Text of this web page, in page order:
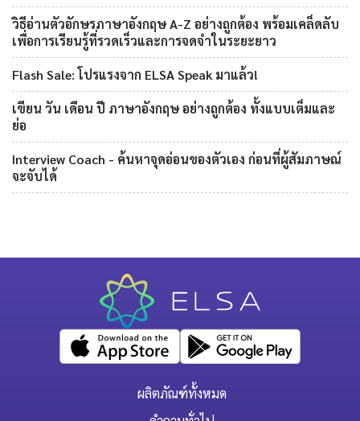
วิธีอ่านตัวอักษรภาษาอังกฤษ A-Z อย่างถูกต้อง พร้อมเคล็ดลับ
เพื่อการเรียนรู้ที่รวดเร็วและการจดจำในระยะยาว
Flash Sale: โปรแรงจาก ELSA Speak มาแล้ว!
เขียน วัน เดือน ปี ภาษาอังกฤษ อย่างถูกต้อง ทั้งแบบเต็มและ
ย่อ
Interview Coach - ค้นหาจุดอ่อนของตัวเอง ก่อนที่ผู้สัมภาษณ์
จะจับได้
ผลิตภัณฑ์ทั้งหมด